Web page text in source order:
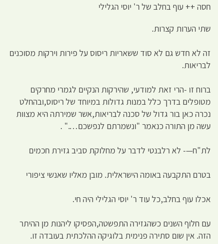
חסה ++ עוף בחלב של ר' יוסי הגלילי
שתי הערות קצרות.
זה לא חדש גם לא סוד ששאריות ריסוס על פירות וירקות מסוכנים
לבריאות.
ברוח זו -הרי זאת למודעי, שהירקות הנקיים לגמרי מחרקים
מטופלים בדרך כלל במנות גדולות במיוחד של ריסוס,ובהחלט
נכרה כאן בור גדול של סכנה לבריאות,אשר שמירתה היא מצוות
עשה מן התורה כנאמר "ונשמרתם לנפשכם…." .
לת"ח—- לא רלבנטי לדבר על מחלוקת סביב גזירת חכמים
בטרם התקבעה באומה הישראלית. מובן מאליו שאנשי ציפורי
אכלו עוף בחלב,כל עוד ר' יוסי הגלילי היה חי.
עם חלוף השנים כשהגזירה התפשטה,הפסיקו ליהנות מן ההיתר
הזה. אין שום סתירה פנימית בלוגיקה ההלכתית בעובדה זו.